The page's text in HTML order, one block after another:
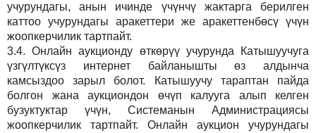
учурундагы, анын ичинде үчүнчү жактарга берилген
каттоо учурундагы аракеттери же аракеттенбөсү үчүн
жоопкерчилик тартпайт.
3.4.Онлайн аукционду өткөрүү учурунда Катышуучуга
үзгүлтүксүз интернет байланышты өз алдынча
камсыздоозарыл болот.
Катышуучу тараптан пайда
болгон жана аукциондон өчүп калууга алып келген
бузуктуктар үчүн, Системанын Администрациясы
жоопкерчилик тартпайт. Онлайн аукцион учурундагы